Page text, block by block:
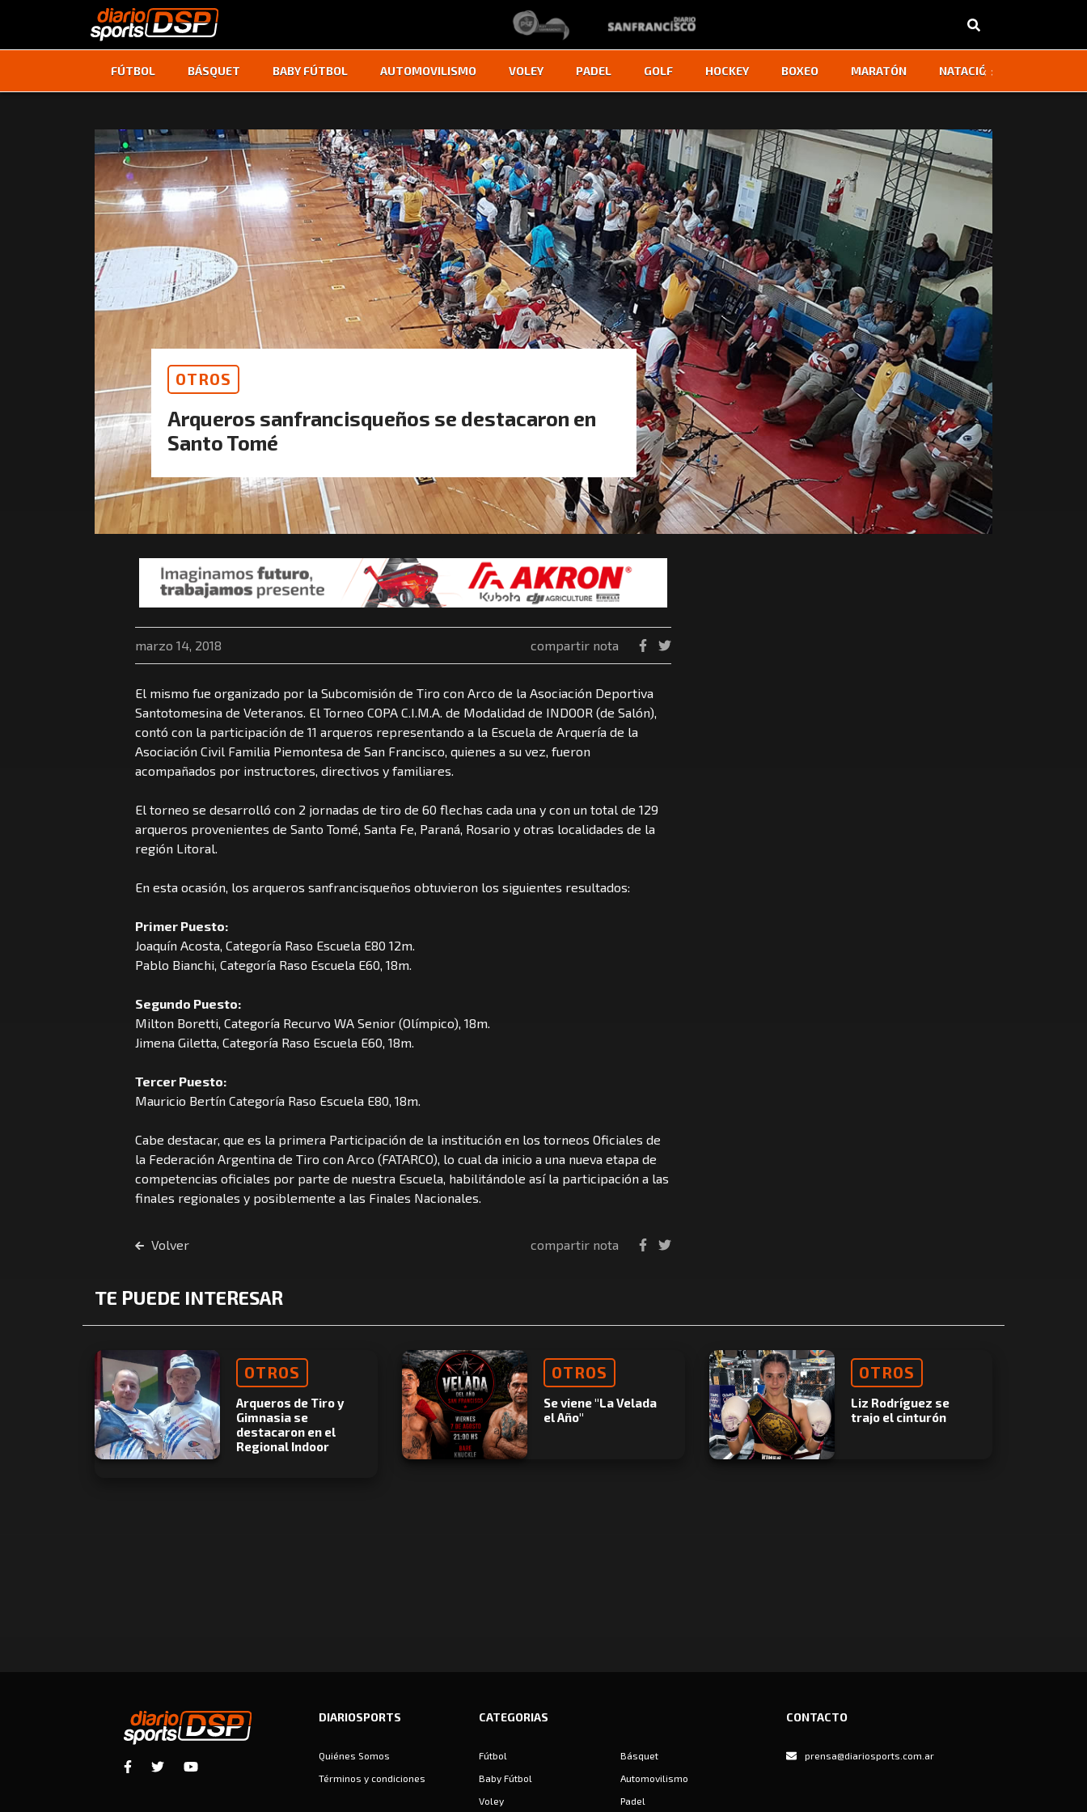
FÚTBOL BÁSQUET BABY FÚTBOL AUTOMOVILISMO VOLEY PADEL GOLF HOCKEY BOXEO MARATÓN NATACIÓN
‹ ›
OTROS
Arqueros sanfrancisqueños se destacaron en
Santo Tomé
marzo 14, 2018 compartir nota
El mismo fue organizado por la Subcomisión de Tiro con Arco de la Asociación Deportiva
Santotomesina de Veteranos. El Torneo COPA C.I.M.A. de Modalidad de INDOOR (de Salón),
contó con la participación de 11 arqueros representando a la Escuela de Arquería de la
Asociación Civil Familia Piemontesa de San Francisco, quienes a su vez, fueron
acompañados por instructores, directivos y familiares.
El torneo se desarrolló con 2 jornadas de tiro de 60 flechas cada una y con un total de 129
arqueros provenientes de Santo Tomé, Santa Fe, Paraná, Rosario y otras localidades de la
región Litoral.
En esta ocasión, los arqueros sanfrancisqueños obtuvieron los siguientes resultados:
Primer Puesto:
Joaquín Acosta, Categoría Raso Escuela E80 12m.
Pablo Bianchi, Categoría Raso Escuela E60, 18m.
Segundo Puesto:
Milton Boretti, Categoría Recurvo WA Senior (Olímpico), 18m.
Jimena Giletta, Categoría Raso Escuela E60, 18m.
Tercer Puesto:
Mauricio Bertín Categoría Raso Escuela E80, 18m.
Cabe destacar, que es la primera Participación de la institución en los torneos Oficiales de
la Federación Argentina de Tiro con Arco (FATARCO), lo cual da inicio a una nueva etapa de
competencias oficiales por parte de nuestra Escuela, habilitándole así la participación a las
finales regionales y posiblemente a las Finales Nacionales.
Volver compartir nota
TE PUEDE INTERESAR
OTROS
Arqueros de Tiro y
Gimnasia se
destacaron en el
Regional Indoor
OTROS
Se viene "La Velada
el Año"
OTROS
Liz Rodríguez se
trajo el cinturón
DIARIOSPORTS
Quiénes Somos
Términos y condiciones
CATEGORIAS
Fútbol
Básquet
Baby Fútbol
Automovilismo
Voley
Padel
CONTACTO
prensa@diariosports.com.ar